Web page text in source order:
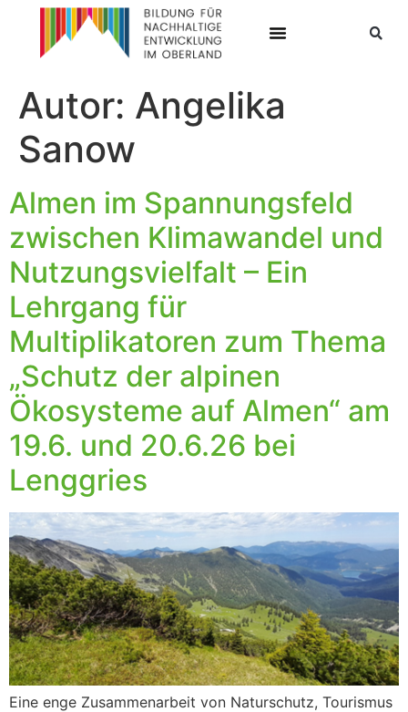
Autor: Angelika
Sanow
Almen im Spannungsfeld
zwischen Klimawandel und
Nutzungsvielfalt – Ein
Lehrgang für
Multiplikatoren zum Thema
„Schutz der alpinen
Ökosysteme auf Almen“ am
19.6. und 20.6.26 bei
Lenggries
Eine enge Zusammenarbeit von Naturschutz, Tourismus